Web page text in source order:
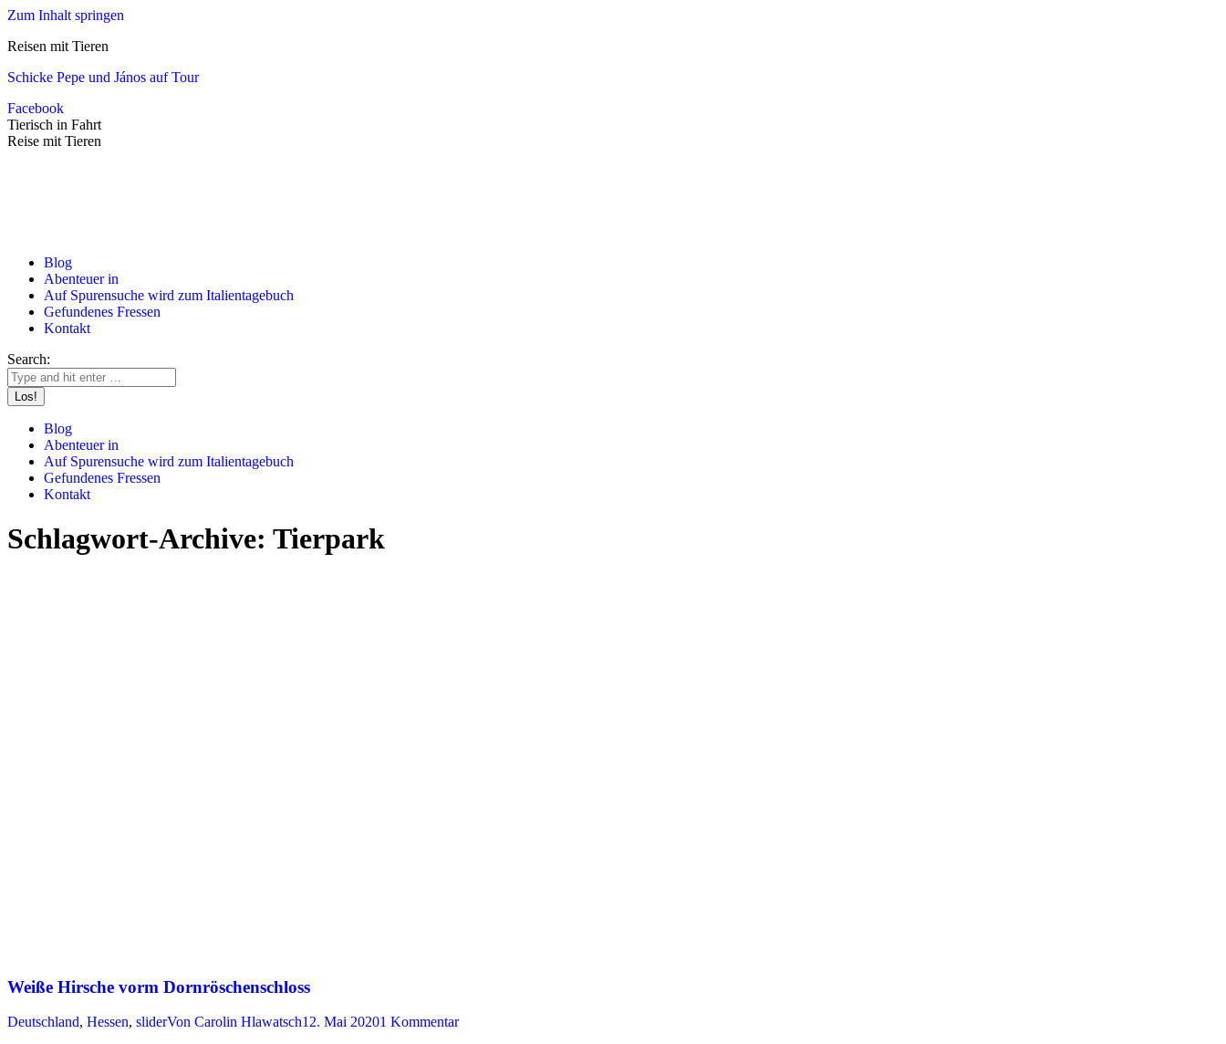
Zum Inhalt springen
Reisen mit Tieren
Schicke Pepe und János auf Tour
Facebook
Tierisch in Fahrt
Reise mit Tieren
Blog
Abenteuer in
Auf Spurensuche wird zum Italientagebuch
Gefundenes Fressen
Kontakt
Search:
Blog
Abenteuer in
Auf Spurensuche wird zum Italientagebuch
Gefundenes Fressen
Kontakt
Schlagwort-Archive: Tierpark
Weiße Hirsche vorm Dornröschenschloss
Deutschland, Hessen, sliderVon Carolin Hlawatsch12. Mai 20201 Kommentar